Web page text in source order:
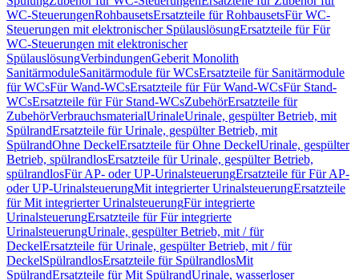
WC-SteuerungenRohbausetsErsatzteile für RohbausetsFür WC-
Steuerungen mit elektronischer SpülauslösungErsatzteile für Für
WC-Steuerungen mit elektronischer
SpülauslösungVerbindungenGeberit Monolith
SanitärmoduleSanitärmodule für WCsErsatzteile für Sanitärmodule
für WCsFür Wand-WCsErsatzteile für Für Wand-WCsFür Stand-
WCsErsatzteile für Für Stand-WCsZubehörErsatzteile für
ZubehörVerbrauchsmaterialUrinaleUrinale, gespülter Betrieb, mit
SpülrandErsatzteile für Urinale, gespülter Betrieb, mit
SpülrandOhne DeckelErsatzteile für Ohne DeckelUrinale, gespülter
Betrieb, spülrandlosErsatzteile für Urinale, gespülter Betrieb,
spülrandlosFür AP- oder UP-UrinalsteuerungErsatzteile für Für AP-
oder UP-UrinalsteuerungMit integrierter UrinalsteuerungErsatzteile
für Mit integrierter UrinalsteuerungFür integrierte
UrinalsteuerungErsatzteile für Für integrierte
UrinalsteuerungUrinale, gespülter Betrieb, mit / für
DeckelErsatzteile für Urinale, gespülter Betrieb, mit / für
DeckelSpülrandlosErsatzteile für SpülrandlosMit
SpülrandErsatzteile für Mit SpülrandUrinale, wasserloser